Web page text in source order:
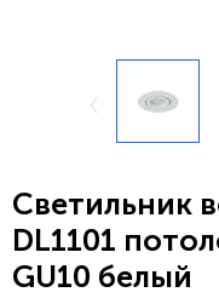
Светильник
DL1101
GU10 белый